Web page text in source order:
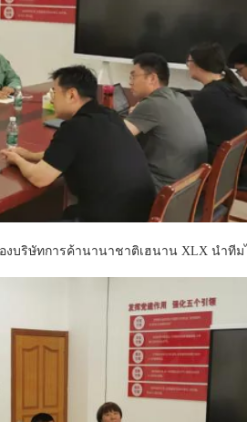
งบริษัทการค้านานาชาติเฮนาน XLX นําทีม